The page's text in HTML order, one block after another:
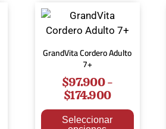
GrandVita Cordero Adulto
7+
$97.900-
$174.900
Seleccionar